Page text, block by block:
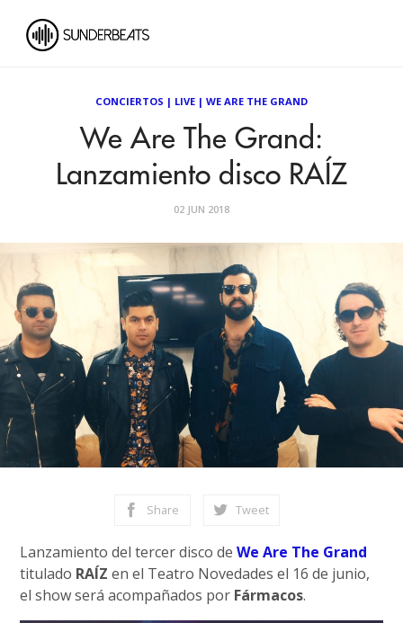
CONCIERTOS | LIVE | WE ARE THE GRAND
We Are The Grand:
Lanzamiento disco RAÍZ
02 JUN 2018
Share Tweet
Lanzamiento del tercer disco deWe Are The Grand
titulado RAÍZ en el Teatro Novedades el 16 de junio,
el show será acompañados por Fármacos.